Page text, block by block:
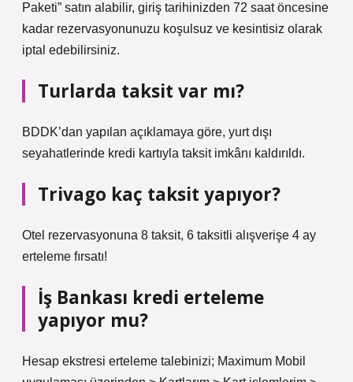
Paketi” satın alabilir, giriş tarihinizden 72 saat öncesine
kadar rezervasyonunuzu koşulsuz ve kesintisiz olarak
iptal edebilirsiniz.
Turlarda taksit var mı?
BDDK’dan yapılan açıklamaya göre, yurt dışı
seyahatlerinde kredi kartıyla taksit imkânı kaldırıldı.
Trivago kaç taksit yapıyor?
Otel rezervasyonuna 8 taksit, 6 taksitli alışverişe 4 ay
erteleme fırsatı!
İş Bankası kredi erteleme
yapıyor mu?
Hesap ekstresi erteleme talebinizi; Maximum Mobil